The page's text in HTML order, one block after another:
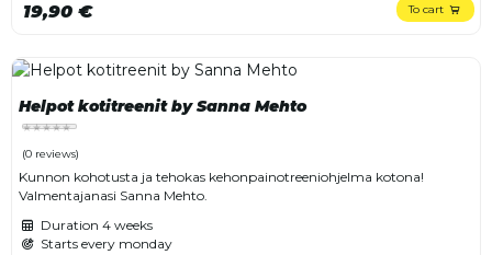
19,90 € To cart
Helpot kotitreenit by Sanna Mehto
(0 reviews)
Kunnon kohotusta ja tehokas kehonpainotreeniohjelma kotona!
Valmentajanasi Sanna Mehto.
Duration 4 weeks
Starts every monday